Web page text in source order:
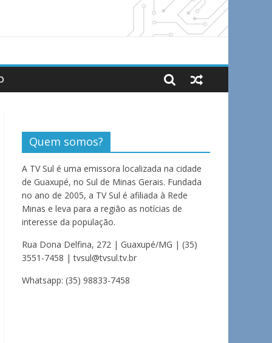
Quem somos?
A TV Sul é uma emissora localizada na cidade
de Guaxupé, no Sul de Minas Gerais. Fundada
no ano de 2005, a TV Sul é afiliada à Rede
Minas e leva para a região as notícias de
interesse da população.
Rua Dona Delfina, 272 | Guaxupé/MG | (35)
3551-7458 | tvsul@tvsul.tv.br
Whatsapp: (35) 98833-7458